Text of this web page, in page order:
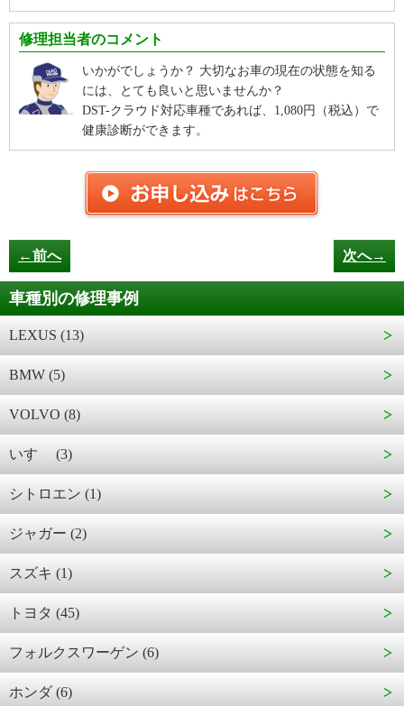
修理担当者のコメント
いかがでしょうか？ 大切なお車の現在の状態を知る
には、とても良いと思いませんか？
DST-クラウド対応車種であれば、1,080円（税込）で
健康診断ができます。
←前へ 次へ→
車種別の修理事例
LEXUS (13)
BMW (5)
VOLVO (8)
いすゞ (3)
シトロエン (1)
ジャガー (2)
スズキ (1)
トヨタ (45)
フォルクスワーゲン (6)
ホンダ (6)